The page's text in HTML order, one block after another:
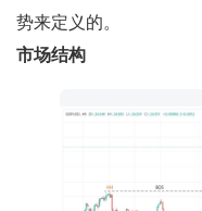
势来定义的。
市场结构